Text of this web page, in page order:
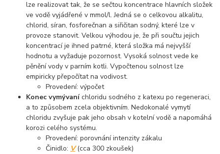
lze realizovat tak, že se sečtou koncentrace hlavních složek
ve vodě vyjádřené v mmol/l. Jedná se o celkovou alkalitu,
chlorid, síran, fosforečnan a siřičitan sodný, které lze v
provoze stanovit. Velkou výhodou je, že při součtu jejich
koncentrací je ihned patrné, která složka má nejvyšší
hodnotu a vyžaduje pozornost. Vysoká solnost vede ke
pěnění vody v parním kotli. Vypočtenou solnost lze
empiricky přepočítat na vodivost.
Provedení: výpočet
Konec vymývaníchloridu sodného z katexu po regeneraci,
a to způsobem zcela objektivním. Nedokonalé vymytí
chloridu zvyšuje pak jeho obsah v kotelní vodě a napomáhá
korozi celého systému.
Provedení: porovnání intenzity zákalu
Činidlo: V(cca 300 zkoušek)